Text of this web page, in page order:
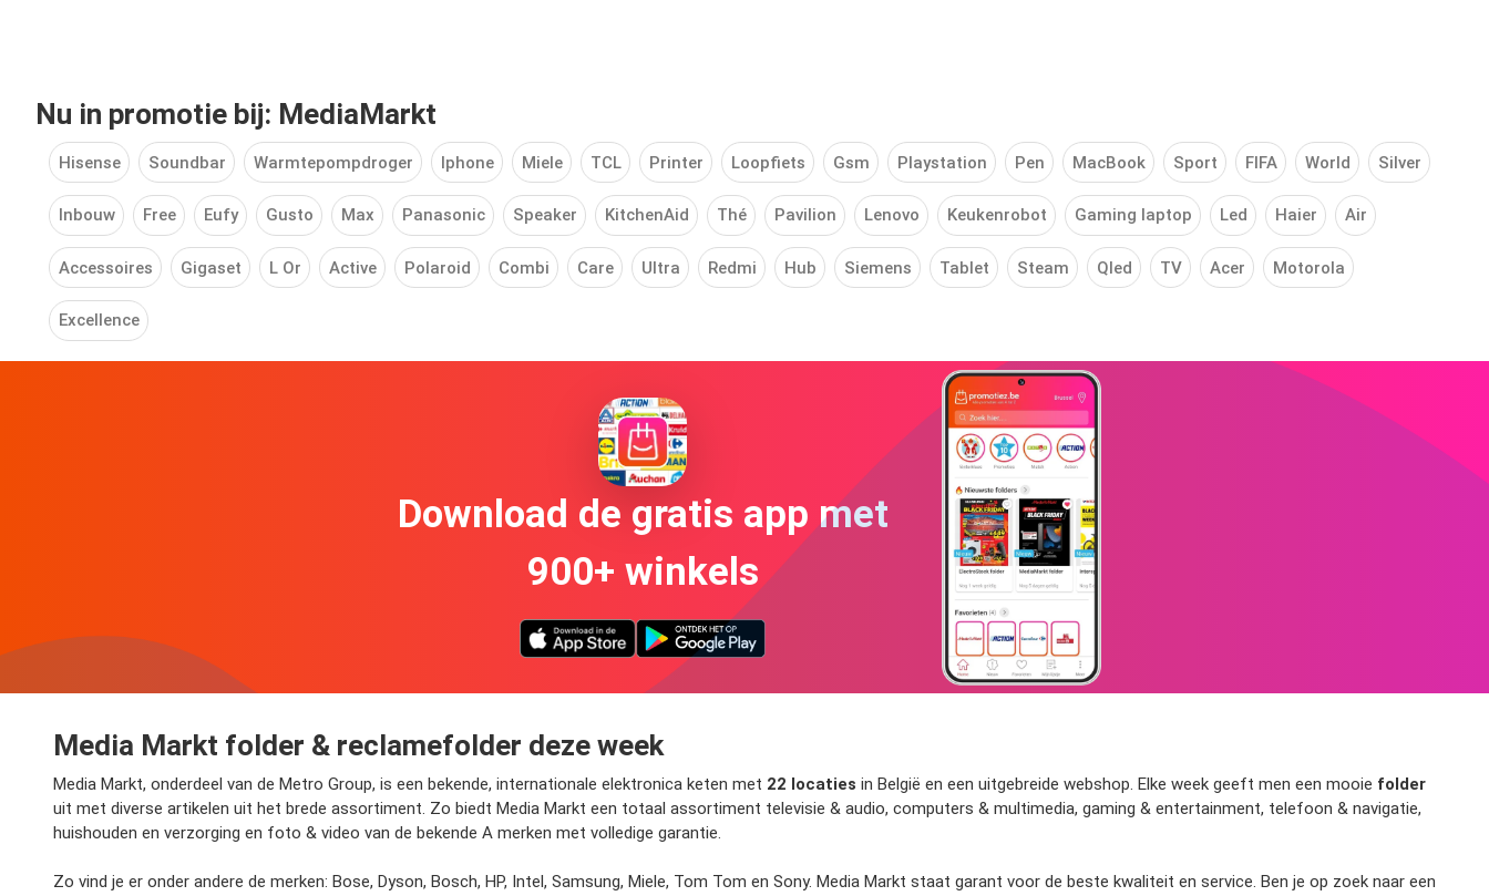
Nu in promotie bij: MediaMarkt
Hisense Soundbar Warmtepompdroger Iphone Miele TCL Printer Loopfiets Gsm Playstation Pen MacBook Sport FIFA World Silver
Inbouw Free Eufy Gusto Max Panasonic Speaker KitchenAid Thé Pavilion Lenovo Keukenrobot Gaming laptop Led Haier Air
Accessoires Gigaset L Or Active Polaroid Combi Care Ultra Redmi Hub Siemens Tablet Steam Qled TV Acer Motorola
Excellence
Download de gratis app met
900+ winkels
Media Markt folder & reclamefolder deze week
Media Markt, onderdeel van de Metro Group, is een bekende, internationale elektronica keten met 22 locaties in België en een uitgebreide webshop. Elke week geeft men een mooie folder
uit met diverse artikelen uit het brede assortiment. Zo biedt Media Markt een totaal assortiment televisie & audio, computers & multimedia, gaming & entertainment, telefoon & navigatie,
huishouden en verzorging en foto & video van de bekende A merken met volledige garantie.
Zo vind je er onder andere de merken: Bose, Dyson, Bosch, HP, Intel, Samsung, Miele, Tom Tom en Sony. Media Markt staat garant voor de beste kwaliteit en service. Ben je op zoek naar een